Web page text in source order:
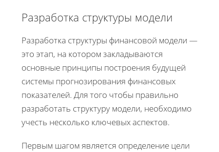
Разработка структуры модели
Разработка структуры финансовой модели —
это этап, на котором закладываются
основные принципы построения будущей
системы прогнозирования финансовых
показателей. Для того чтобы правильно
разработать структуру модели, необходимо
учесть несколько ключевых аспектов.
Первым шагом является определение цели